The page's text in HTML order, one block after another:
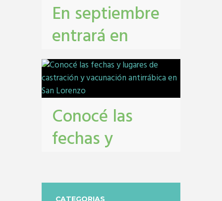
En septiembre
entrará en
vigencia el
Monotributo
Unificado en
San Lorenzo
contribuyentes, gestión tribbutaria
Conocé las
fechas y
castración y
CATEGORIAS